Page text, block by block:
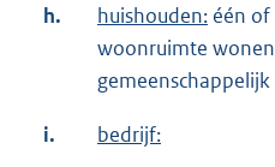
h. huishouden: één
woonruimte
i. bedrijf: